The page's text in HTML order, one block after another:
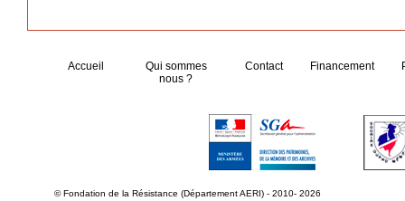
Accueil
Qui sommes
nous ?
Contact Financement
© Fondation de la Résistance (Département AERI) - 2010- 2026